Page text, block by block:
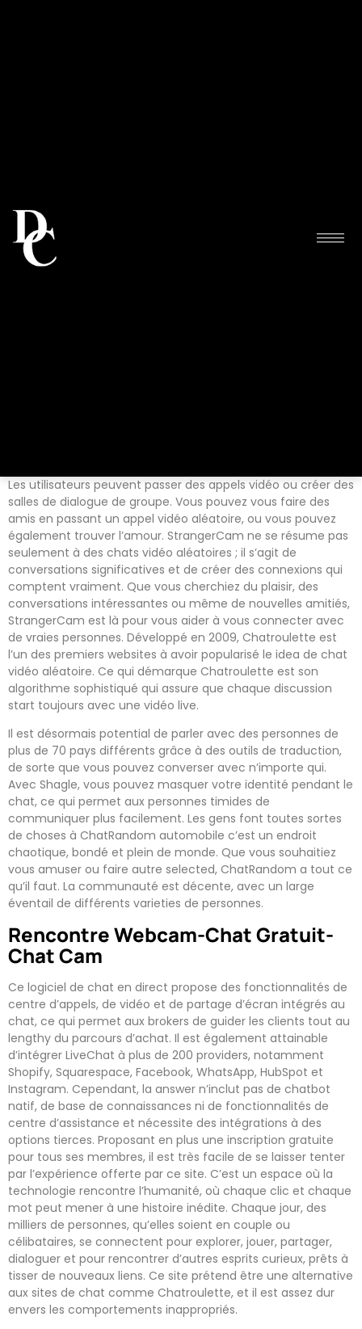
Les utilisateurs peuvent passer des appels vidéo ou créer des
salles de dialogue de groupe. Vous pouvez vous faire des
amis en passant un appel vidéo aléatoire, ou vous pouvez
également trouver l’amour. StrangerCam ne se résume pas
seulement à des chats vidéo aléatoires ; il s’agit de
conversations significatives et de créer des connexions qui
comptent vraiment. Que vous cherchiez du plaisir, des
conversations intéressantes ou même de nouvelles amitiés,
StrangerCam est là pour vous aider à vous connecter avec
de vraies personnes. Développé en 2009, Chatroulette est
l’un des premiers websites à avoir popularisé le idea de chat
vidéo aléatoire. Ce qui démarque Chatroulette est son
algorithme sophistiqué qui assure que chaque discussion
start toujours avec une vidéo live.
Il est désormais potential de parler avec des personnes de
plus de 70 pays différents grâce à des outils de traduction,
de sorte que vous pouvez converser avec n’importe qui.
Avec Shagle, vous pouvez masquer votre identité pendant le
chat, ce qui permet aux personnes timides de
communiquer plus facilement. Les gens font toutes sortes
de choses à ChatRandom automobile c’est un endroit
chaotique, bondé et plein de monde. Que vous souhaitiez
vous amuser ou faire autre selected, ChatRandom a tout ce
qu’il faut. La communauté est décente, avec un large
éventail de différents varieties de personnes.
Rencontre Webcam-Chat Gratuit-
Chat Cam
Ce logiciel de chat en direct propose des fonctionnalités de
centre d’appels, de vidéo et de partage d’écran intégrés au
chat, ce qui permet aux brokers de guider les clients tout au
lengthy du parcours d’achat. Il est également attainable
d’intégrer LiveChat à plus de 200 providers, notamment
Shopify, Squarespace, Facebook, WhatsApp, HubSpot et
Instagram. Cependant, la answer n’inclut pas de chatbot
natif, de base de connaissances ni de fonctionnalités de
centre d’assistance et nécessite des intégrations à des
options tierces. Proposant en plus une inscription gratuite
pour tous ses membres, il est très facile de se laisser tenter
par l’expérience offerte par ce site. C’est un espace où la
technologie rencontre l’humanité, où chaque clic et chaque
mot peut mener à une histoire inédite. Chaque jour, des
milliers de personnes, qu’elles soient en couple ou
célibataires, se connectent pour explorer, jouer, partager,
dialoguer et pour rencontrer d’autres esprits curieux, prêts à
tisser de nouveaux liens. Ce site prétend être une alternative
aux sites de chat comme Chatroulette, et il est assez dur
envers les comportements inappropriés.